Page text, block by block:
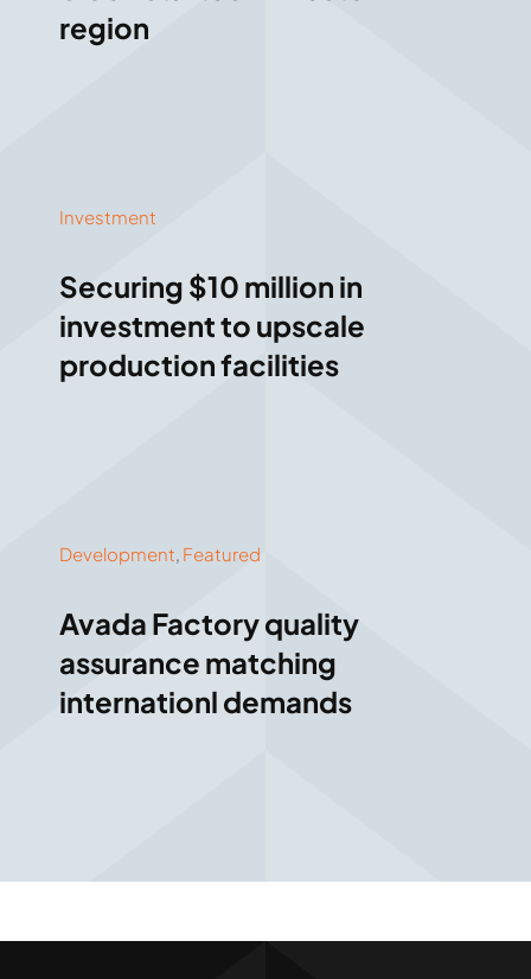
region
Investment
Securing $10 million in
investment to upscale
production facilities
Development Featured
Avada Factory quality
assurance matching
internationl demands